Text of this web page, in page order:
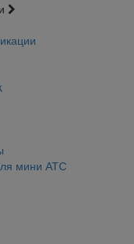
мини АТС